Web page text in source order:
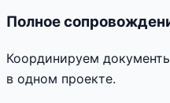
Полное
Координируем
в одном проекте.